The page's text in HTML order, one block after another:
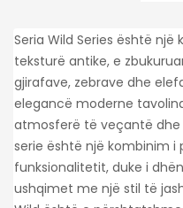
Seria Wild Series është
teksturë antike, e
gjirafave, zebrave dhe
elegancë moderne
atmosferë të veçantë dhe
serie është një kombinim i
funksionalitetit, duke i
ushqimet me një stil të